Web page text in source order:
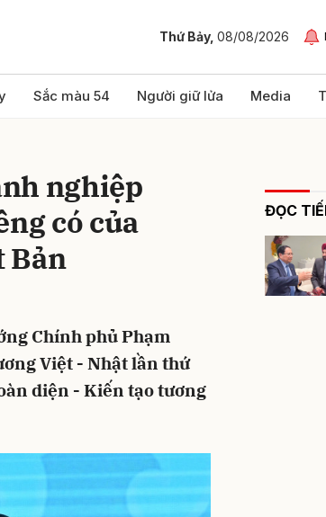
Thứ Bảy, 08/08/2026
Sắc màu 54 Người giữ lửa Media
nghiệp
có của
Bản
Chính phủ Phạm
Việt - Nhật lần thứ
diện - Kiến tạo tương
ĐỌC
Gửi